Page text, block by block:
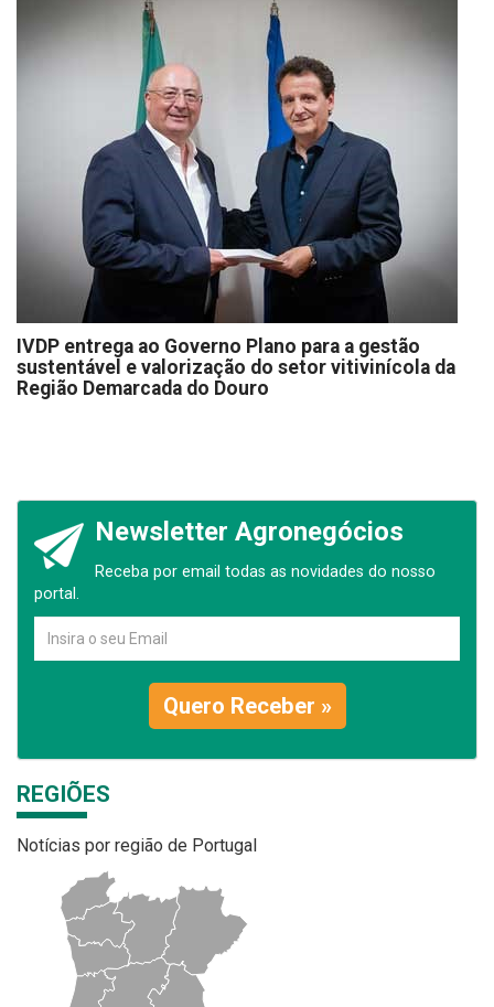
IVDP entrega ao Governo Plano para a gestão
sustentável e valorização do setor vitivinícola da
Região Demarcada do Douro
Newsletter Agronegócios
Receba por email todas as novidades do nosso
portal.
Quero Receber »
REGIÕES
Notícias por região de Portugal